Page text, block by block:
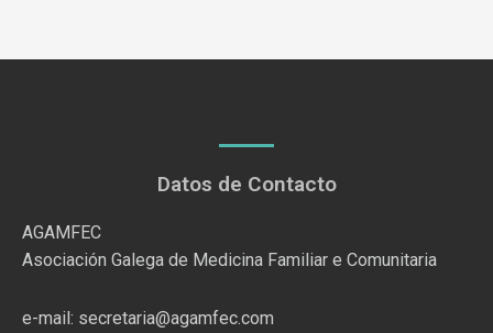
Datos de Contacto
AGAMFEC
Asociación Galega de Medicina Familiar e Comunitaria
e-mail: secretaria@agamfec.com